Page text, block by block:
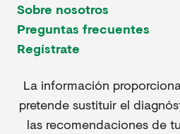
Sobre nosotros
Preguntas frecuentes
Regístrate
La información
pretende sustituir el
las recomendaciones de